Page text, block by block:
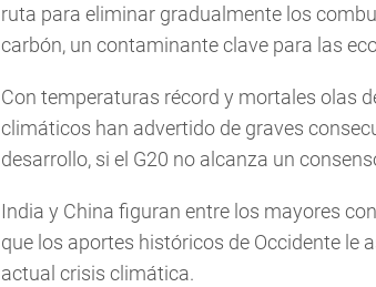
ruta para eliminar gradualmente los
carbón, un contaminante clave para las
Con temperaturas récord y mortales olas
climáticos han advertido de graves
desarrollo, si el G20 no alcanza un
India y China figuran entre los mayores
que los aportes históricos de Occidente le
actual crisis climática.